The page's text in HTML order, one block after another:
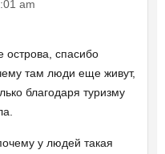
am
острова, спасибо
там люди еще живут,
благодаря туризму
у людей такая